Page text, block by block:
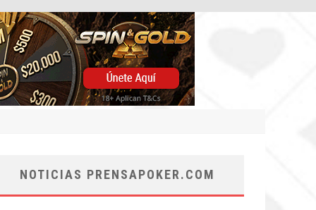
NOTICIAS PRENSAPOKER.COM